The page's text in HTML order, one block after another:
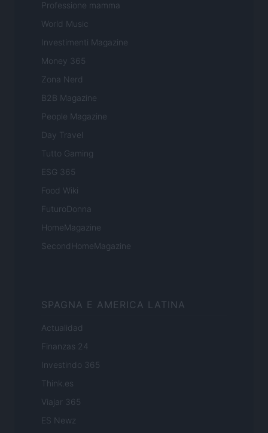
Professione mamma
World Music
Investimenti Magazine
Money 365
Zona Nerd
B2B Magazine
People Magazine
Day Travel
Tutto Gaming
ESG 365
Food Wiki
FuturoDonna
HomeMagazine
SecondHomeMagazine
SPAGNA E AMERICA LATINA
Actualidad
Finanzas 24
Investindo 365
Think.es
Viajar 365
ES Newz